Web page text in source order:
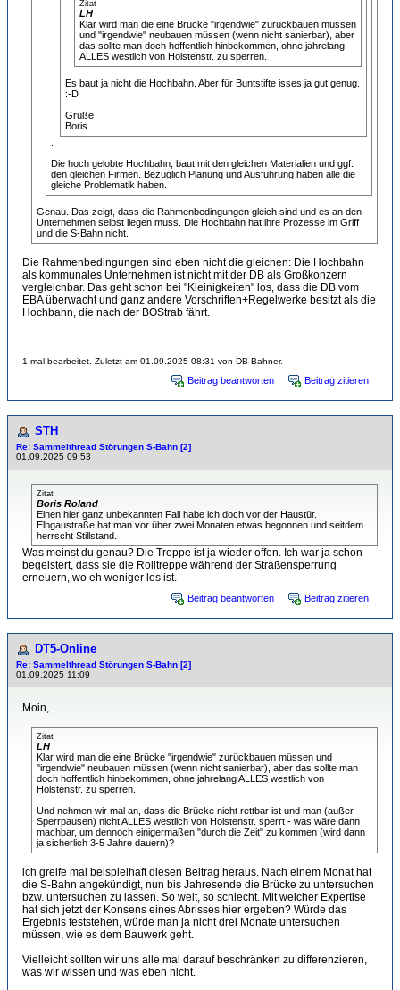
Zitat
LH
Klar wird man die eine Brücke "irgendwie" zurückbauen müssen
und "irgendwie" neubauen müssen (wenn nicht sanierbar), aber
das sollte man doch hoffentlich hinbekommen, ohne jahrelang
ALLES westlich von Holstenstr. zu sperren.
Es baut ja nicht die Hochbahn. Aber für Buntstifte isses ja gut genug.
:-D
Grüße
Boris
Die hoch gelobte Hochbahn, baut mit den gleichen Materialien und ggf.
den gleichen Firmen. Bezüglich Planung und Ausführung haben alle die
gleiche Problematik haben.
Genau. Das zeigt, dass die Rahmenbedingungen gleich sind und es an den
Unternehmen selbst liegen muss. Die Hochbahn hat ihre Prozesse im Griff
und die S-Bahn nicht.
Die Rahmenbedingungen sind eben nicht die gleichen: Die Hochbahn
als kommunales Unternehmen ist nicht mit der DB als Großkonzern
vergleichbar. Das geht schon bei "Kleinigkeiten" los, dass die DB vom
EBA überwacht und ganz andere Vorschriften+Regelwerke besitzt als die
Hochbahn, die nach der BOStrab fährt.
1 mal bearbeitet. Zuletzt am 01.09.2025 08:31 von DB-Bahner.
Beitrag beantworten Beitrag zitieren
STH
Re: Sammelthread Störungen S-Bahn [2]
01.09.2025 09:53
Zitat
Boris Roland
Einen hier ganz unbekannten Fall habe ich doch vor der Haustür.
Elbgaustraße hat man vor über zwei Monaten etwas begonnen und seitdem
herrscht Stillstand.
Was meinst du genau? Die Treppe ist ja wieder offen. Ich war ja schon
begeistert, dass sie die Rolltreppe während der Straßensperrung
erneuern, wo eh weniger los ist.
Beitrag beantworten Beitrag zitieren
DT5-Online
Re: Sammelthread Störungen S-Bahn [2]
01.09.2025 11:09
Moin,
Zitat
LH
Klar wird man die eine Brücke "irgendwie" zurückbauen müssen und
"irgendwie" neubauen müssen (wenn nicht sanierbar), aber das sollte man
doch hoffentlich hinbekommen, ohne jahrelang ALLES westlich von
Holstenstr. zu sperren.
Und nehmen wir mal an, dass die Brücke nicht rettbar ist und man (außer
Sperrpausen) nicht ALLES westlich von Holstenstr. sperrt - was wäre dann
machbar, um dennoch einigermaßen "durch die Zeit" zu kommen (wird dann
ja sicherlich 3-5 Jahre dauern)?
ich greife mal beispielhaft diesen Beitrag heraus. Nach einem Monat hat
die S-Bahn angekündigt, nun bis Jahresende die Brücke zu untersuchen
bzw. untersuchen zu lassen. So weit, so schlecht. Mit welcher Expertise
hat sich jetzt der Konsens eines Abrisses hier ergeben? Würde das
Ergebnis feststehen, würde man ja nicht drei Monate untersuchen
müssen, wie es dem Bauwerk geht.
Vielleicht sollten wir uns alle mal darauf beschränken zu differenzieren,
was wir wissen und was eben nicht.